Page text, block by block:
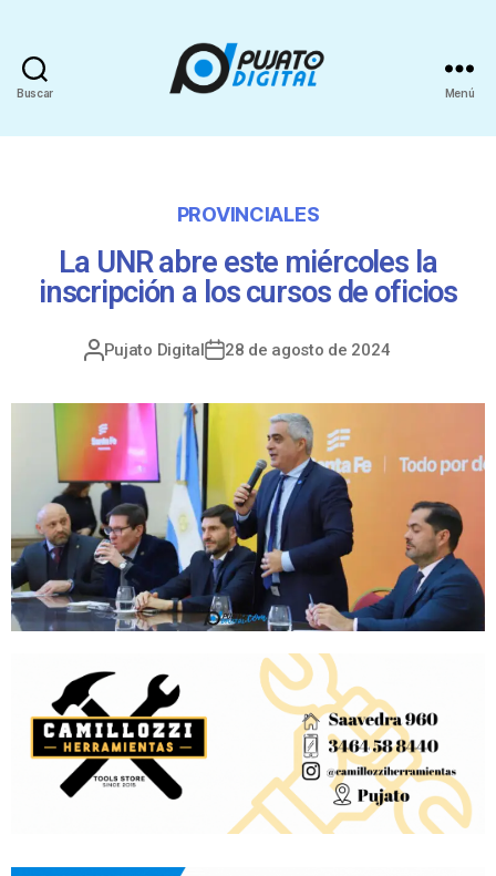
Buscar Menú
PROVINCIALES
La UNR abre este miércoles la
inscripción a los cursos de oficios
Pujato Digital 28 de agosto de 2024